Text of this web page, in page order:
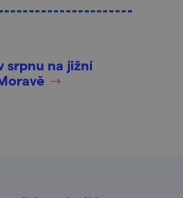
srpnu na jižní